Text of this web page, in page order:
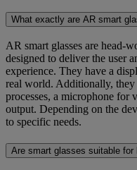
What exactly are AR smart
AR smart glasses are head-
designed to deliver the user
experience. They have a
real world. Additionally, they
processes, a microphone for
output. Depending on the
to specific needs.
Are smart glasses suitable for